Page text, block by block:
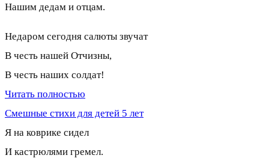
Нашим дедам и отцам.
Недаром сегодня салюты звучат
В честь нашей Отчизны,
В честь наших солдат!
Читать полностью
Смешные стихи для детей 5 лет
Я на коврике сидел
И кастрюлями гремел.